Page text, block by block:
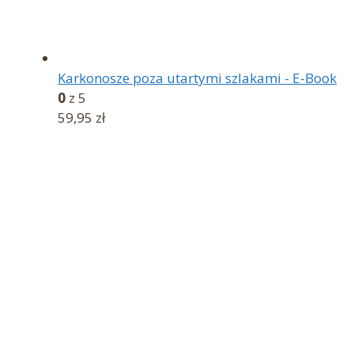
Karkonosze poza utartymi szlakami - E-Book
0 z 5
59,95 zł